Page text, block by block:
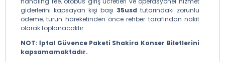
giderlerini kapsayan kişi başı 35usd tutarındaki zorunlu
ödeme, turun hareketinden önce rehber tarafından nakit
olarak toplanacaktır.
NOT: İptal Güvence Paketi Shakira Konser Biletlerini
kapsamamaktadır.